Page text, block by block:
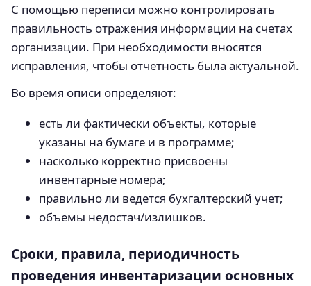
С помощью переписи можно контролировать
правильность отражения информации на счетах
организации. При необходимости вносятся
исправления, чтобы отчетность была актуальной.
Во время описи определяют:
есть ли фактически объекты, которые
указаны на бумаге и в программе;
насколько корректно присвоены
инвентарные номера;
правильно ли ведется бухгалтерский учет;
объемы недостач/излишков.
Сроки, правила, периодичность
проведения инвентаризации основных